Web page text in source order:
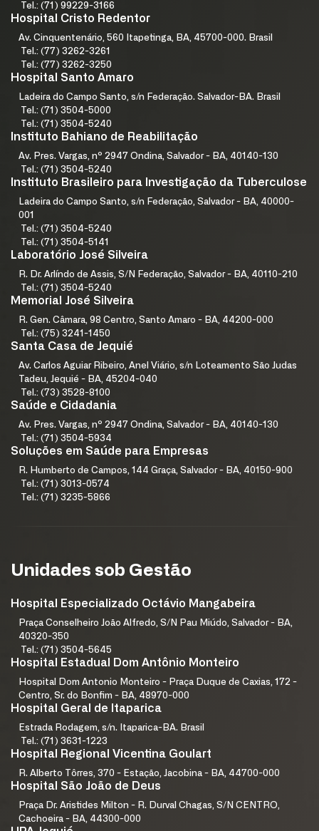
Tel.: (71) 99229-3166
Hospital Cristo Redentor
Av. Cinquentenário, 560 Itapetinga, BA, 45700-000. Brasil
Tel.: (77) 3262-3261
Tel.: (77) 3262-3250
Hospital Santo Amaro
Ladeira do Campo Santo, s/n Federação. Salvador-BA. Brasil
Tel.: (71) 3504-5000
Tel.: (71) 3504-5240
Instituto Bahiano de Reabilitação
Av. Pres. Vargas, nº 2947 Ondina, Salvador - BA, 40140-130
Tel.: (71) 3504-5240
Instituto Brasileiro para Investigação da Tuberculose
Ladeira do Campo Santo, s/n Federação, Salvador - BA, 40000-
001
Tel.: (71) 3504-5240
Tel.: (71) 3504-5141
Laboratório José Silveira
R. Dr. Arlíndo de Assis, S/N Federação, Salvador - BA, 40110-210
Tel.: (71) 3504-5240
Memorial José Silveira
R. Gen. Câmara, 98 Centro, Santo Amaro - BA, 44200-000
Tel.: (75) 3241-1450
Santa Casa de Jequié
Av. Carlos Aguiar Ribeiro, Anel Viário, s/n Loteamento São Judas
Tadeu, Jequié - BA, 45204-040
Tel.: (73) 3528-8100
Saúde e Cidadania
Av. Pres. Vargas, nº 2947 Ondina, Salvador - BA, 40140-130
Tel.: (71) 3504-5934
Soluções em Saúde para Empresas
R. Humberto de Campos, 144 Graça, Salvador - BA, 40150-900
Tel.: (71) 3013-0574
Tel.: (71) 3235-5866
Unidades sob Gestão
Hospital Especializado Octávio Mangabeira
Praça Conselheiro João Alfredo, S/N Pau Miúdo, Salvador - BA,
40320-350
Tel.: (71) 3504-5645
Hospital Estadual Dom Antônio Monteiro
Hospital Dom Antonio Monteiro - Praça Duque de Caxias, 172 -
Centro, Sr. do Bonfim - BA, 48970-000
Hospital Geral de Itaparica
Estrada Rodagem, s/n. Itaparica-BA. Brasil
Tel.: (71) 3631-1223
Hospital Regional Vicentina Goulart
R. Alberto Tôrres, 370 - Estação, Jacobina - BA, 44700-000
Hospital São João de Deus
Praça Dr. Aristides Milton - R. Durval Chagas, S/N CENTRO,
Cachoeira - BA, 44300-000